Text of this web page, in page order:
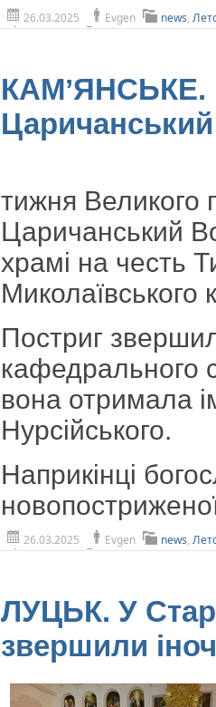
26.03.2025 Evgen news,
КАМʼЯНСЬКЕ.
тижня Великого
Царичанський
храмі на честь
Постриг
кафедрального
вона отримала
Нурсійського.
Наприкінці
26.03.2025 Evgen news,
ЛУЦЬК. У
звершили